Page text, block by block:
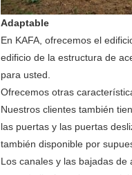
Adaptable
En KAFA, ofrecemos el
edificio de la estructura de
para usted.
Ofrecemos otras
Nuestros clientes también
las puertas y las puertas
también disponible por
Los canales y las bajadas